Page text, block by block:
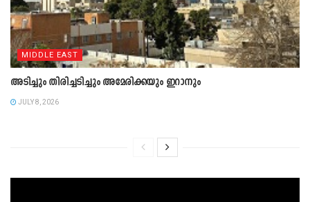
MIDDLE EAST
അടിച്ചും തിരിച്ചടിച്ചും അമേരിക്കയും ഇറാനും
JULY 8, 2026